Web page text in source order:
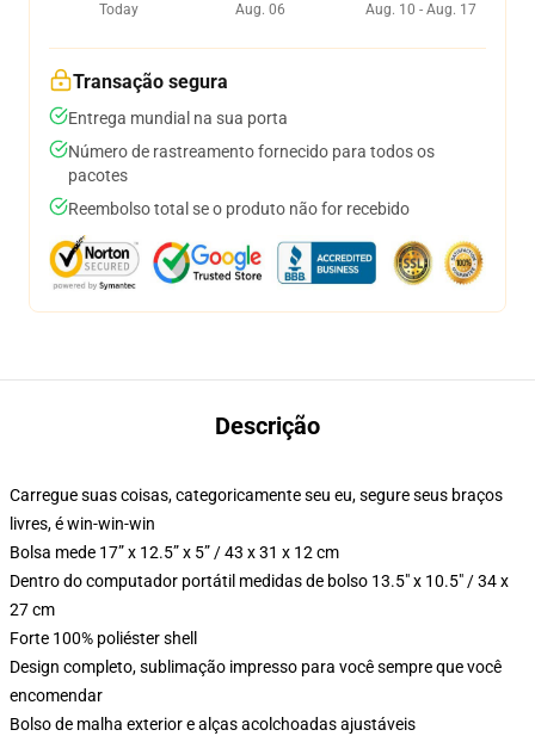
Today
Aug. 06
Aug. 10 - Aug. 17
Transação segura
Entrega mundial na sua porta
Número de rastreamento fornecido para todos os
pacotes
Reembolso total se o produto não for recebido
Descrição
Carregue suas coisas, categoricamente seu eu, segure seus braços
livres, é win-win-win
Bolsa mede 17” x 12.5” x 5” / 43 x 31 x 12 cm
Dentro do computador portátil medidas de bolso 13.5" x 10.5" / 34 x
27 cm
Forte 100% poliéster shell
Design completo, sublimação impresso para você sempre que você
encomendar
Bolso de malha exterior e alças acolchoadas ajustáveis